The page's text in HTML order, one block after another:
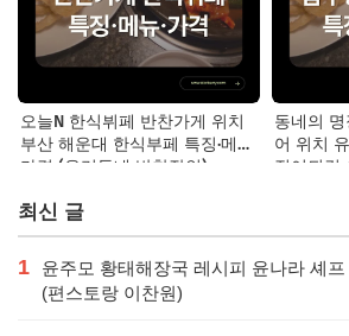
오늘N 한식뷔페 반찬가게 위치
부산 해운대 한식부페 특징·메뉴·
가격 (우리동네 반찬장인)
동네의
어 위치
징어튀김
최신 글
1
윤주모 황태해장국 레시피 윤나라 셰
(편스토랑 이찬원)